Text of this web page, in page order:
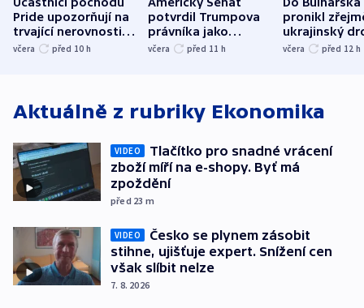
Pride upozorňují na
trvající nerovnosti i
společenskou
včera před 10 h
potvrdil Trumpova
právníka jako
ministra
včera před 11 h
pronikl
ukrajinský
explodoval
včera před 12 h
Aktuálně z rubriky Ekonomika
VIDEO
Tlačítko pro snadné vrácení
zboží míří na e-shopy. Byť má
zpoždění
před 23 m
VIDEO
Česko se plynem zásobit
stihne, ujišťuje expert. Snížení cen
však slíbit nelze
7. 8. 2026